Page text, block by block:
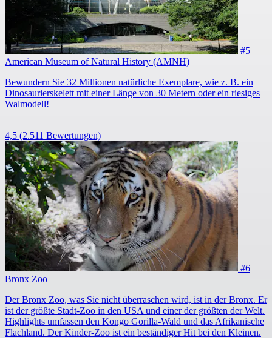
#5
American Museum of Natural History (AMNH)
Bewundern Sie 32 Millionen natürliche Exemplare, wie z. B. ein
Dinosaurierskelett mit einer Länge von 30 Metern oder ein riesiges
Walmodell!
4,5 (2.511 Bewertungen)
#6
Bronx Zoo
Der Bronx Zoo, was Sie nicht überraschen wird, ist in der Bronx. Er
ist der größte Stadt-Zoo in den USA und einer der größten der Welt.
Highlights umfassen den Kongo Gorilla-Wald und das Afrikanische
Flachland. Der Kinder-Zoo ist ein beständiger Hit bei den Kleinen.